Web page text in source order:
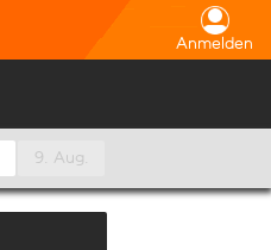
Anmelden
9. Aug.